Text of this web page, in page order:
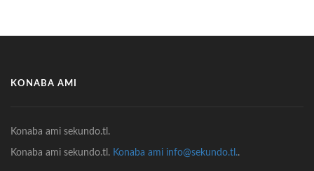
KONABA AMI
Konaba ami sekundo.tl.
Konaba ami sekundo.tl. Konaba ami info@sekundo.tl..